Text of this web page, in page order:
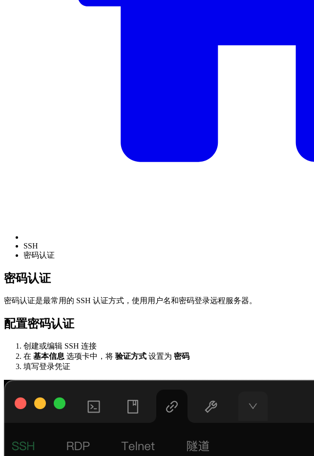
SSH
密码认证
密码认证
密码认证是最常用的 SSH 认证方式，使用用户名和密码登录远程服务器。
配置密码认证
创建或编辑 SSH 连接
在 基本信息 选项卡中，将 验证方式 设置为 密码
填写登录凭证